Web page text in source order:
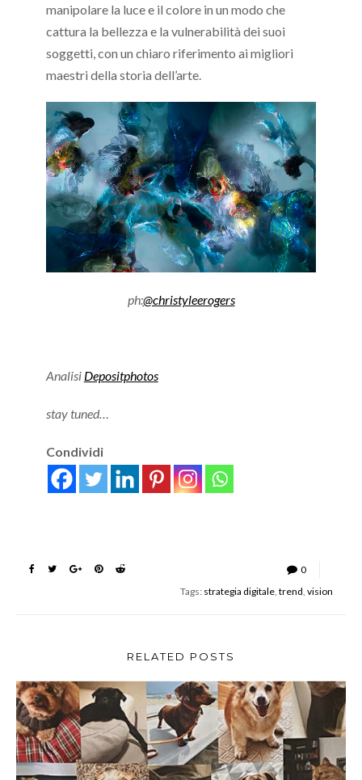
manipolare la luce e il colore in un modo che
cattura la bellezza e la vulnerabilità dei suoi
soggetti, con un chiaro riferimento ai migliori
maestri della storia dell’arte.
ph:@christyleerogers
Analisi Depositphotos
stay tuned…
Condividi
0
Tags: strategia digitale trend vision
RELATED POSTS